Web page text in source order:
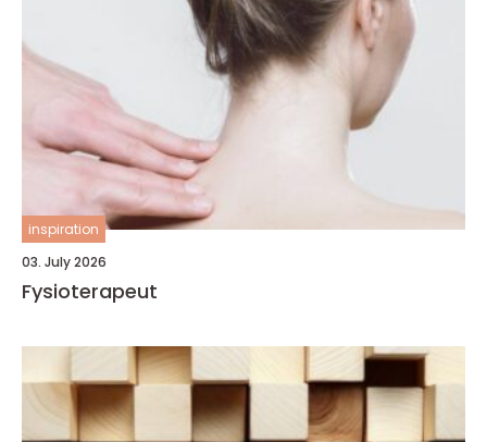
inspiration
03. July 2026
Fysioterapeut